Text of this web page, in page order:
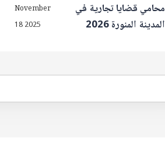
محامي قضايا تجارية في
المدينة المنورة 2026
November
18 2025